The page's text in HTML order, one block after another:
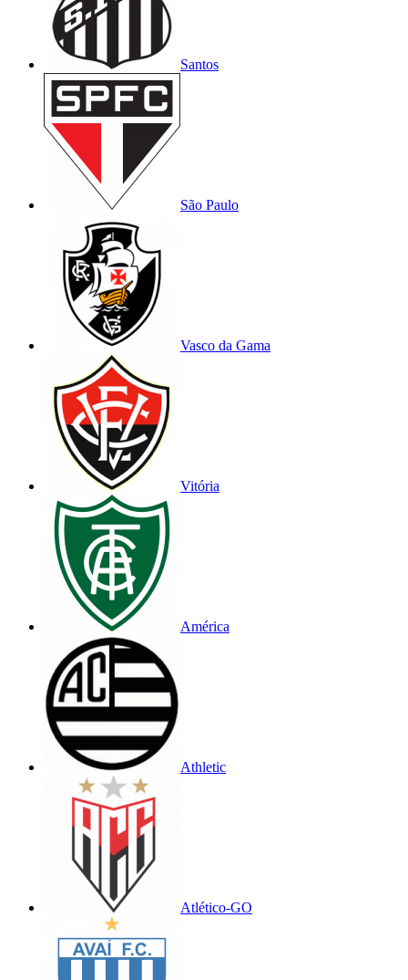
Santos
São Paulo
Vasco da Gama
Vitória
América
Athletic
Atlético-GO